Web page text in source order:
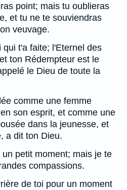
point; mais tu oublieras
et tu ne te souviendras
veuvage.
t'a faite; l'Eternel des
ton Rédempteur est le
le Dieu de toute la
comme une femme
son esprit, et comme une
dans la jeunesse, et
a dit ton Dieu.
petit moment; mais je te
compassions.
de toi pour un moment